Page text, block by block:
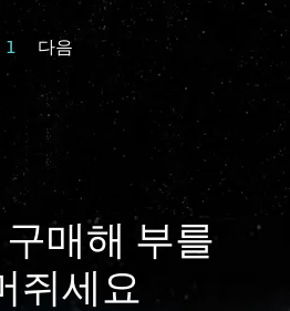
1 다음
구매해 부를
쥐세요